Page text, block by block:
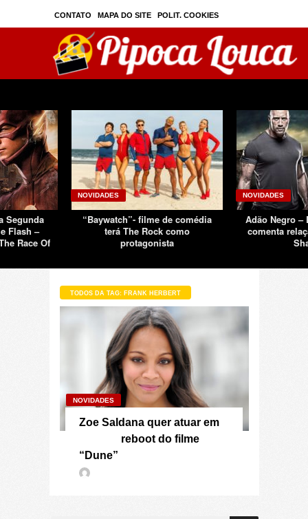
CONTATO MAPA DO SITE POLIT. COOKIES
PRIVAC./SEGURANÇA
Segunda
Flash –
Race Of
NOVIDADES
“Baywatch”- filme de comédia
terá The Rock como
protagonista
NOVIDADES
Adão Negro –
comenta
TODOS DA TAG: FRANK HERBERT
NOVIDADES
Zoe Saldana quer atuar em
reboot do filme
“Dune”